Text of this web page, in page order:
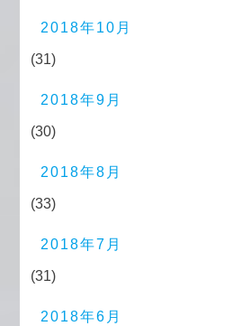
2018年10月
(31)
2018年9月
(30)
2018年8月
(33)
2018年7月
(31)
2018年6月